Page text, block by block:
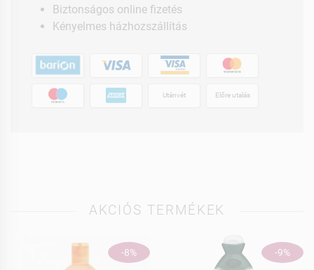
Biztonságos online fizetés
Kényelmes házhozszállítás
Utánvét Előre utalás
AKCIÓS TERMÉKEK
-8% -9%